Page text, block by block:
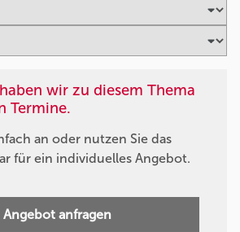
wir zu diesem Thema
Termine.
an oder nutzen Sie das
für ein individuelles Angebot.
Angebot anfragen